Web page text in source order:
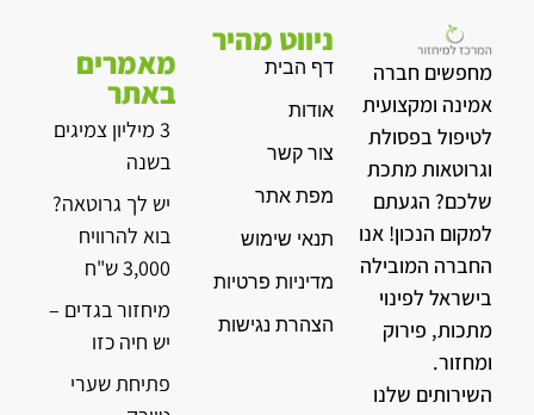
מחפשים חברה
אמינה ומקצועית
לטיפול בפסולת
וגרוטאות מתכת
שלכם? הגעתם
למקום הנכון! אנו
החברה המובילה
בישראל לפינוי
מתכות, פירוק
ומחזור.
השירותים שלנו
ניווט מהיר
דף הבית
אודות
צור קשר
מפת אתר
תנאי שימוש
מדיניות פרטיות
הצהרת נגישות
מאמרים
באתר
3 מיליון צמיגים
בשנה
יש לך גרוטאה?
בוא להרוויח
3,000 ש"ח
מיחזור בגדים –
יש חיה כזו
פתיחת שערי